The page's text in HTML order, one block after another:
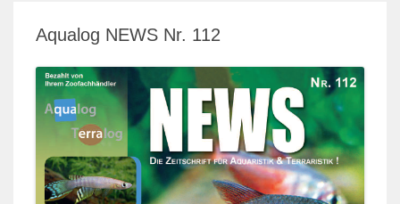
Aqualog NEWS Nr. 112